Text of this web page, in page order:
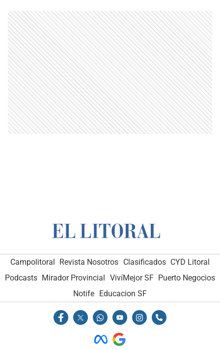
Campolitoral Revista Nosotros Clasificados CYD Litoral
Podcasts Mirador Provincial VivíMejor SF Puerto Negocios
Notife Educacion SF